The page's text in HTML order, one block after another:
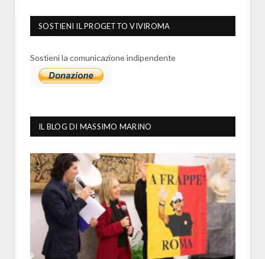
SOSTIENI IL PROGETTO VIVIROMA
Sostieni la comunicazione indipendente
IL BLOG DI MASSIMO MARINO